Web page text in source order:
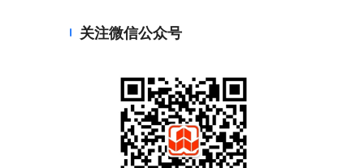
关注微信公众号